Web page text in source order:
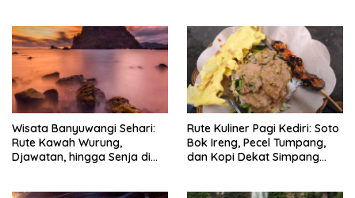
Wisata Banyuwangi Sehari:
Rute Kawah Wurung,
Djawatan, hingga Senja di
Rute Kuliner Pagi Kediri: Soto
Bok Ireng, Pecel Tumpang,
dan Kopi Dekat Simpang